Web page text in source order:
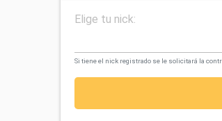
Elige tu nick:
Si tiene el nick registrado se le solicitará la